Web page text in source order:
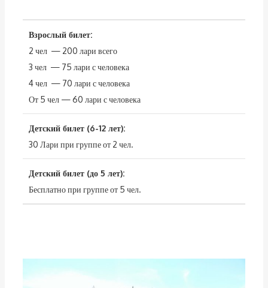
Взрослый билет:
2 чел — 200 лари всего
3 чел — 75 лари с человека
4 чел — 70 лари с человека
От 5 чел — 60 лари с человека
Детский билет (6-12 лет):
30 Лари при группе от 2 чел.
Детский билет (до 5 лет):
Бесплатно при группе от 5 чел.